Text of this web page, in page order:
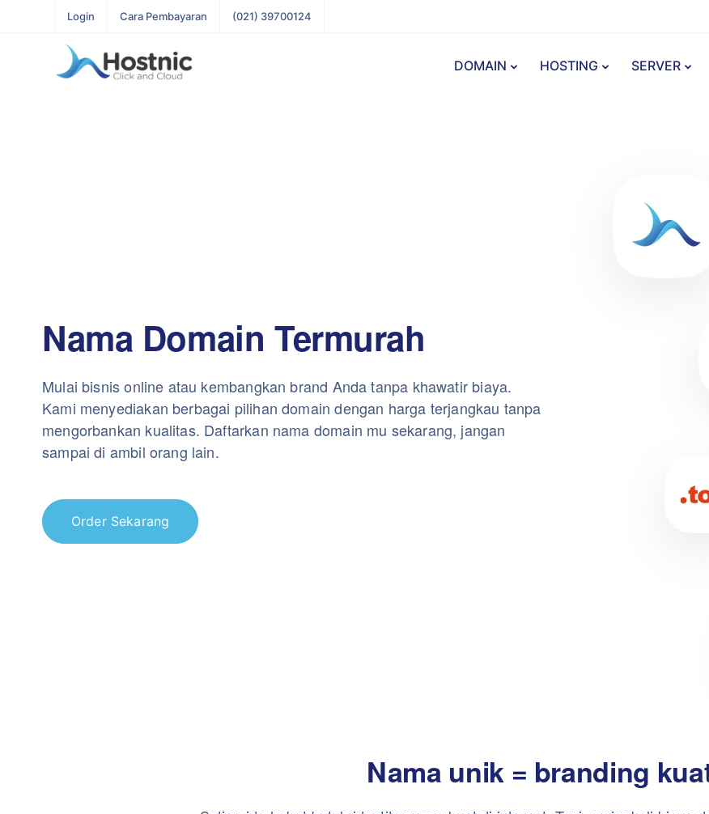
Login Cara Pembayaran (021) 39700124
DOMAIN HOSTING SERVER
Nama Domain Termurah
Mulai bisnis online atau kembangkan brand Anda tanpa khawatir biaya.
Kami menyediakan berbagai pilihan domain dengan harga terjangkau tanpa
mengorbankan kualitas. Daftarkan nama domain mu sekarang, jangan
sampai di ambil orang lain.
Order Sekarang
Nama unik = branding